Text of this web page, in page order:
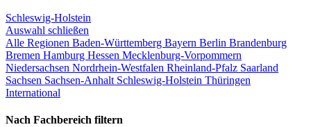
Schleswig-Holstein
Auswahl schließen
Alle Regionen Baden-Württemberg Bayern Berlin Brandenburg
Bremen Hamburg Hessen Mecklenburg-Vorpommern
Niedersachsen Nordrhein-Westfalen Rheinland-Pfalz Saarland
Sachsen Sachsen-Anhalt Schleswig-Holstein Thüringen
International
Nach Fachbereich filtern